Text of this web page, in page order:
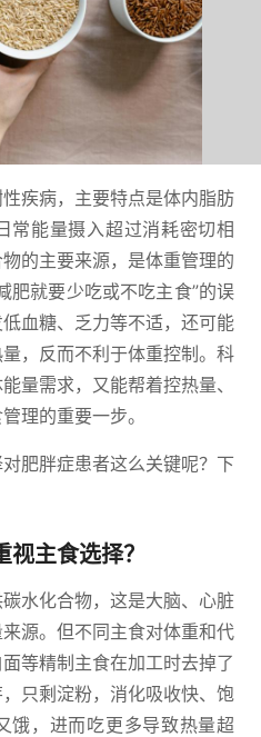
疾病，主要特点是体内脂肪
常能量摄入超过消耗密切相
的主要来源，是体重管理的
肥就要少吃或不吃主食”的误
血糖、乏力等不适，还可能
，反而不利于体重控制。科
量需求，又能帮着控热量、
理的重要一步。
肥胖症患者这么关键呢？下
主食选择？
水化合物，这是大脑、心脏
源。但不同主食对体重和代
等精制主食在加工时去掉了
只剩淀粉，消化吸收快、饱
饿，进而吃更多导致热量超